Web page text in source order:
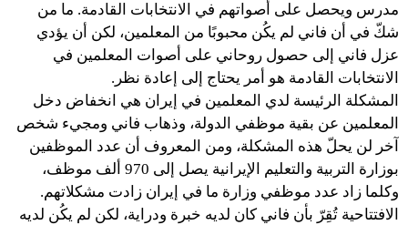
مدرس ويحصل على أصواتهم في الانتخابات القادمة. ما من
شكّ في أن فاني لم يكُن محبوبًا من المعلمين، لكن أن يؤدي
عزل فاني إلى حصول روحاني على أصوات المعلمين في
الانتخابات القادمة هو أمر يحتاج إلى إعادة نظر.
المشكلة الرئيسة لدي المعلمين في إيران هي انخفاض دخل
المعلمين عن بقية موظفي الدولة، وذهاب فاني ومجيء شخص
آخر لن يحلّ هذه المشكلة، ومن المعروف أن عدد الموظفين
بوزارة التربية والتعليم الإيرانية يصل إلى 970 ألف موظف،
وكلما زاد عدد موظفي وزارة ما في إيران زادت مشكلاتهم.
الافتتاحية تُقِرّ بأن فاني كان لديه خبرة ودراية، لكن لم يكُن لديه